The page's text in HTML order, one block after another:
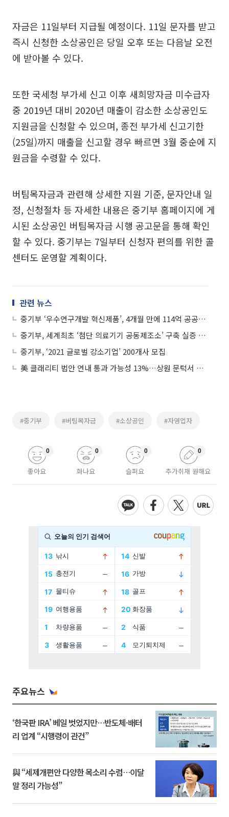
자금은 11일부터 지급될 예정이다. 11일 문자를 받고
즉시 신청한 소상공인은 당일 오후 또는 다음날 오전
에 받아볼 수 있다.
또한 국세청 부가세 신고 이후 새희망자금 미수급자
중 2019년 대비 2020년 매출이 감소한 소상공인도
지원금을 신청할 수 있으며, 종전 부가세 신고기한
(25일)까지 매출을 신고할 경우 빠르면 3월 중순에 지
원금을 수령할 수 있다.
버팀목자금과 관련해 상세한 지원 기준, 문자안내 일
정, 신청절차 등 자세한 내용은 중기부 홈페이지에 게
시된 소상공인 버팀목자금 시행 공고문을 통해 확인
할 수 있다. 중기부는 7일부터 신청자 편의를 위한 콜
센터도 운영할 계획이다.
관련 뉴스
중기부 ‘우수연구개발 혁신제품’, 4개월 만에 114억 공공조달
중기부, 세계최초 ‘첨단 의료기기 공동제조소’ 구축 실증 착수
중기부, ‘2021 글로벌 강소기업’ 200개사 모집
美 클래리티 법안 연내 통과 가능성 13%…상원 문턱서 제동
#중기부 #버팀목자금 #소상공인 #자영업자
좋아요
0
화나요
0
슬퍼요
0
추가취재 원해요
0
주요뉴스
‘한국판 IRA’ 베일 벗었지만…반도체·배터
리 업계 “시행령이 관건”
與 “세제개편안 다양한 목소리 수렴…이달
말 정리 가능성”